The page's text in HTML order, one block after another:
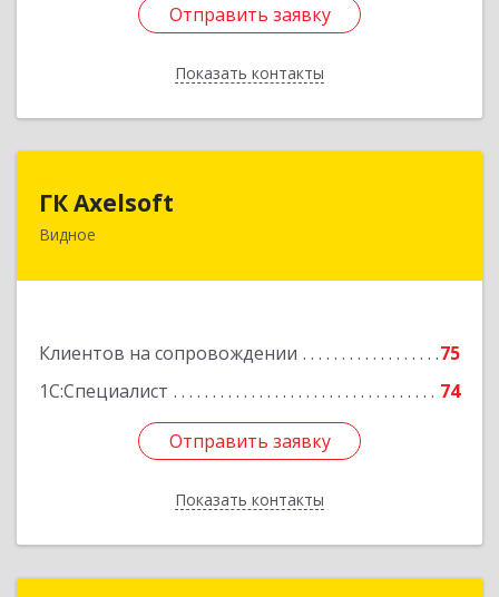
Отправить заявку
Показать контакты
Отправить заявку
Назад
ГК Axelsoft
Видное
Клиентов на сопровождении
75
1С:Специалист
74
Отправить заявку
Показать контакты
Отправить заявку
Назад